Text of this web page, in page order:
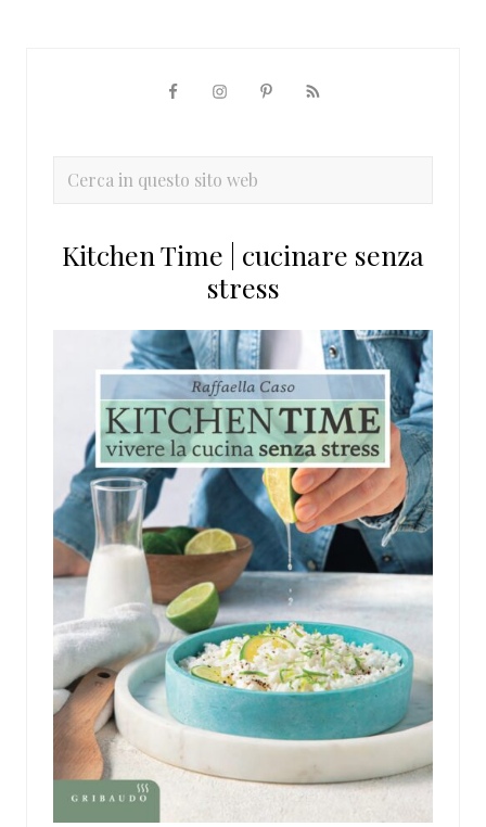
primaria
Cerca
sito
Kitchen Time | cucinare senza
stress